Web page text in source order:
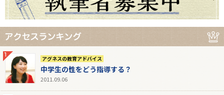
アグネスの教育アドバイス
中学生の性をどう指導する？
2011.09.06